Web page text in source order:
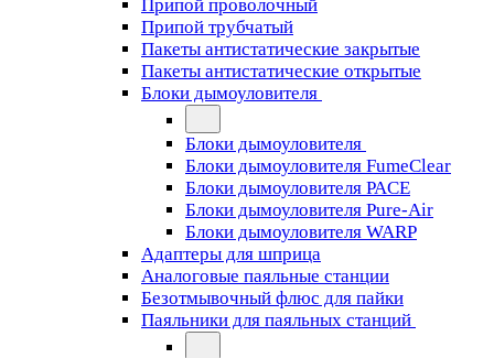
Припой проволочный
Припой трубчатый
Пакеты антистатические закрытые
Пакеты антистатические открытые
Блоки дымоуловителя
Блоки дымоуловителя
Блоки дымоуловителя FumeClear
Блоки дымоуловителя PACE
Блоки дымоуловителя Pure-Air
Блоки дымоуловителя WARP
Адаптеры для шприца
Аналоговые паяльные станции
Безотмывочный флюс для пайки
Паяльники для паяльных станций